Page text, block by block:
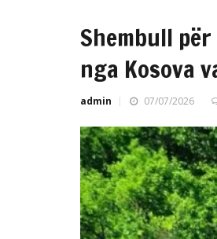
Shembull
nga Kosova
admin 07/07/2026